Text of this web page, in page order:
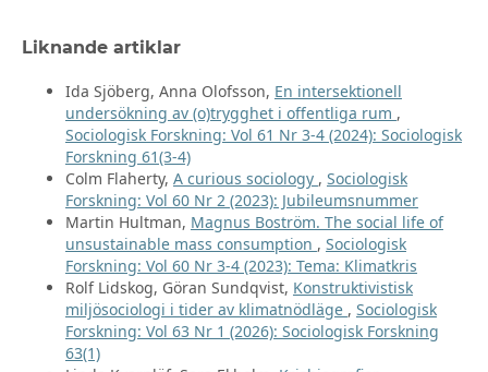
Liknande artiklar
Ida Sjöberg, Anna Olofsson, En intersektionell
undersökning av (o)trygghet i offentliga rum ,
Sociologisk Forskning: Vol 61 Nr 3-4 (2024): Sociologisk
Forskning 61(3-4)
Colm Flaherty, A curious sociology , Sociologisk
Forskning: Vol 60 Nr 2 (2023): Jubileumsnummer
Martin Hultman, Magnus Boström. The social life of
unsustainable mass consumption , Sociologisk
Forskning: Vol 60 Nr 3-4 (2023): Tema: Klimatkris
Rolf Lidskog, Göran Sundqvist, Konstruktivistisk
miljösociologi i tider av klimatnödläge , Sociologisk
Forskning: Vol 63 Nr 1 (2026): Sociologisk Forskning
63(1)